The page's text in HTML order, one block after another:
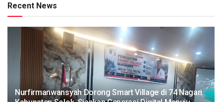
Recent News
Nurfirmanwansyah Dorong Smart Village di 74 Nagari